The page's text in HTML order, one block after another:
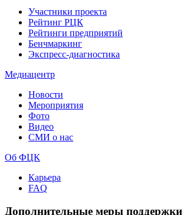
Участники проекта
Рейтинг РЦК
Рейтинги предприятий
Бенчмаркинг
Экспресс-диагностика
Медиацентр
Новости
Мероприятия
Фото
Видео
СМИ о нас
Об ФЦК
Карьера
FAQ
Дополнительные меры поддержки